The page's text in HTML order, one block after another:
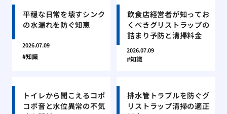
平穏な日常を壊すシンク
の水漏れを防ぐ知恵
2026.07.09
知識
飲食店経営者が知ってお
くべきグリストラップの
詰まり予防と清掃料金
2026.07.09
知識
トイレから聞こえるコポ
コポ音と水位異常の不気
排水管トラブルを防ぐグ
リストラップ清掃の適正